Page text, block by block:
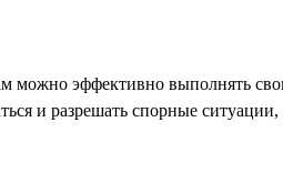
можно эффективно выполнять
и разрешать спорные